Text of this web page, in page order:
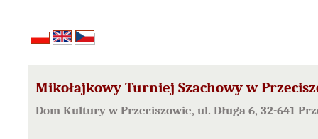
Mikołajkowy Turniej Szachowy w
Dom Kultury w Przeciszowie, ul. Długa 6, 32-641